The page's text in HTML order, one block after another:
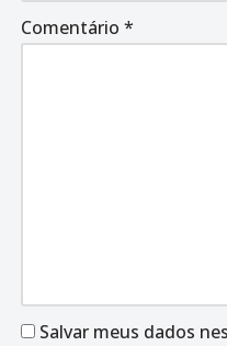
Comentário *
Salvar meus dados